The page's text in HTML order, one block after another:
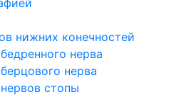
нижних конечностей
нерва
нерва
стопы